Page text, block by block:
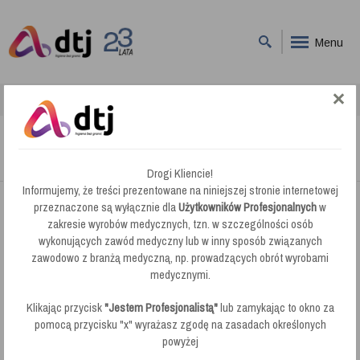
Menu
Usługi
Drogi Kliencie!
Informujemy, że treści prezentowane na niniejszej stronie internetowej
przeznaczone są wyłącznie dlaUżytkowników Profesjonalnychw
zakresie wyrobów medycznych, tzn. w szczególności osób
wykonujących zawód medyczny lub w inny sposób związanych
zawodowo z branżą medyczną, np. prowadzących obrót wyrobami
medycznymi.
Klikając przycisk"Jestem Profesjonalistą"lub zamykając to okno za
pomocą przycisku "x" wyrażasz zgodę na zasadach określonych
powyżej